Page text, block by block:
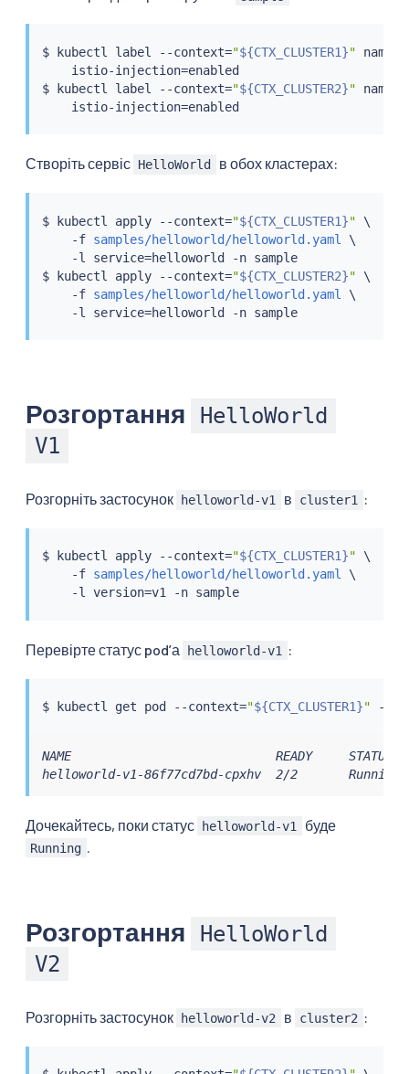
$ kubectl label --context="${CTX_CLUSTER1}"
    istio-injection
=enabled
$
kubectl label --context="${CTX_CLUSTER2}"
    istio-injection
=
Створіть сервіс HelloWorld в обох кластерах:
$ kubectl apply --context="${CTX_CLUSTER1}" \
    -f
samples/helloworld/helloworld.yaml
\
    -l service
=helloworld -n sample
$ kubectl apply --context="${CTX_CLUSTER2}" \
    -f
samples/helloworld/helloworld.yaml
\
    -l service
= helloworld -n sample
Розгортання
HelloWorld
V1
Розгорніть застосунок helloworld-v1 в cluster1 :
$ kubectl apply --context="${CTX_CLUSTER1}" \
    -f
samples/helloworld/helloworld.yaml \
    -l version
= v1 -n sample
Перевірте статус podʼа helloworld-v1 :
$ kubectl get pod --context="${CTX_CLUSTER1}" -n
NAME                            READY     STATUS
helloworld-v1-86f77cd7bd-cpxhv  2/2
Дочекайтесь, поки статус helloworld-v1 буде
Running
Розгортання
HelloWorld
V2
Розгорніть застосунок helloworld-v2 в cluster2 :